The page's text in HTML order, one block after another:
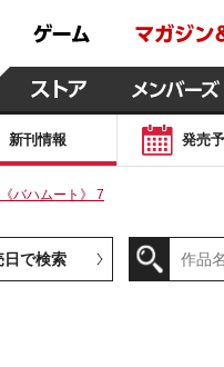
新刊情報 発売
バハムート》 7
日で検索